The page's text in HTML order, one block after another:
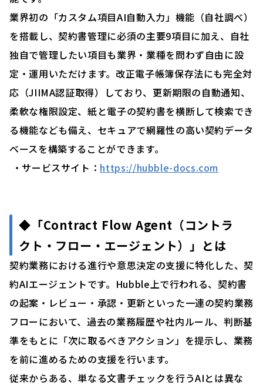
業界初の「カスタム項目AI自動入力」機能（自社調べ）
を搭載し、契約書管理に必須の主要9項目に加え、自社
独自で管理したい項目も業界・業種を問わず自由に設
定・運用いただけます。改正電子帳簿保存法にも完全対
応（JIIMA認証取得）しており、更新期限の自動通知、
柔軟な権限設定、紙と電子の契約書を横断して検索でき
る機能なども備え、セキュアで網羅性の高い契約データ
ベースを構築することができます。
・サービスサイト： https://hubble-docs.com
◆「Contract Flow Agent（コントラ
クト・フロー・エージェント）」とは
契約業務における進行や意思決定の支援に特化した、契
約AIエージェントです。Hubble上で行われる、契約書
の起案・レビュー・承認・更新といった一連の契約業務
フローにおいて、過去の業務履歴や社内ルール、判断基
準をもとに「次に取るべきアクション」を提示し、業務
を前に進めるための支援を行います。
従来からある、単なる文書チェックを行うAIとは異な